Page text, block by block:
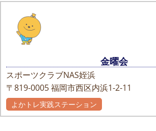
金曜会
スポーツクラブNAS姪浜
〒819-0005福岡市西区内浜1-2-11
よかトレ実践ステーション